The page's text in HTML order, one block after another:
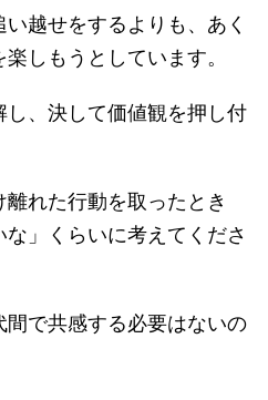
越せをするよりも、あく
しもうとしています。
、決して価値観を押し付
れた行動を取ったとき
」くらいに考えてくださ
で共感する必要はないの